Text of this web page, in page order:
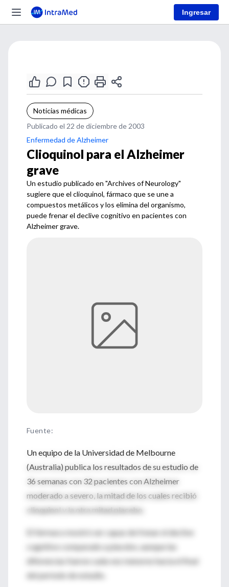
Ingresar
Noticias médicas
Publicado el 22 de diciembre de 2003
Enfermedad de Alzheimer
Clioquinol para el Alzheimer
grave
Un estudio publicado en "Archives of Neurology"
sugiere que el clioquinol, fármaco que se une a
compuestos metálicos y los elimina del organismo,
puede frenar el declive cognitivo en pacientes con
Alzheimer grave.
Fuente:
Un equipo de la Universidad de Melbourne
(Australia) publica los resultados de su estudio de
36 semanas con 32 pacientes con Alzheimer
moderado a severo, la mitad de los cuales recibió
clioquinol y la otra mitad placebo.
El fármaco mostró ser capaz de frenar el declive
cognitivo comparado a placebo, aunque las
diferencias fueron cada vez menores hacia el final
del período de estudio.